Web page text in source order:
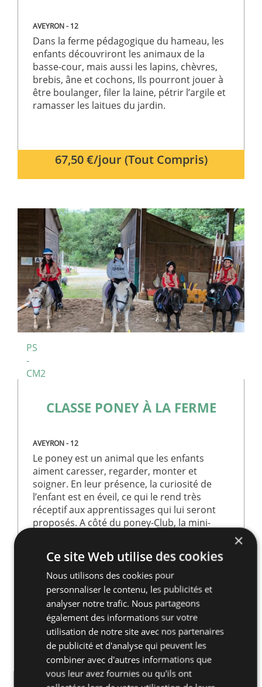
s’impliquer à son rythme et trouver sa place dans le
groupe.
Des activités adaptées à l’âge et au rythme des enfants
Selon les projets de séjour, les enfants peuvent
Des ateliers de jardinage et d’observation de la nature
Des activités manuelles autour des produits de la
ferme
Des jeux éducatifs liés audéveloppement durable et
d'énergie renouvelable
La notion de choix est centrale : l’enfant reste acteur de
son séjour et de son implication dans les activités
proposées.
vacancespermet à l’enfant de développer des
compétences essentielles, en lien avec le projet
éducatif Club Aladin.
Le contact avec les animaux et la nature favorise le
sens des responsabilitéset la prise de conscience des
besoins du vivant.
Les activités encouragent également l’
autonomie
, la
l’expérimentation et l’apprentissage par le faire.
Enfin, cette immersion contribue à unesensibilisation
concrète à l’environnement, en donnant du sens aux
notions d’écologie, de respect et de citoyenneté.
Découvrez aussi nos séjours équitation au poney Club
AVEYRON - 12
Dans la ferme pédagogique du hameau, les
enfants découvriront les animaux de la
basse-cour, mais aussi les lapins, chèvres,
brebis, âne et cochons, Ils pourront jouer à
être boulanger, filer la laine, pétrir l’argile et
ramasser les laitues du jardin.
67,50 €/jour (Tout Compris)
PS
-
CM2
CLASSE PONEY À LA FERME
AVEYRON - 12
Le poney est un animal que les enfants
aiment caresser, regarder, monter et
soigner. En leur présence, la curiosité de
l’enfant est en éveil, ce qui le rend très
réceptif aux apprentissages qui lui seront
proposés. A côté du poney-Club, la mini-
69,50€/jour (Tout Compris)
×
Ce site Web utilise des cookies
Nous utilisons des cookies pour
personnaliser le contenu, les publicités et
analyser notre trafic. Nous partageons
également des informations sur votre
utilisation de notre site avec nos partenaires
de publicité et d'analyse qui peuvent les
combiner avec d'autres informations que
vous leur avez fournies ou qu'ils ont